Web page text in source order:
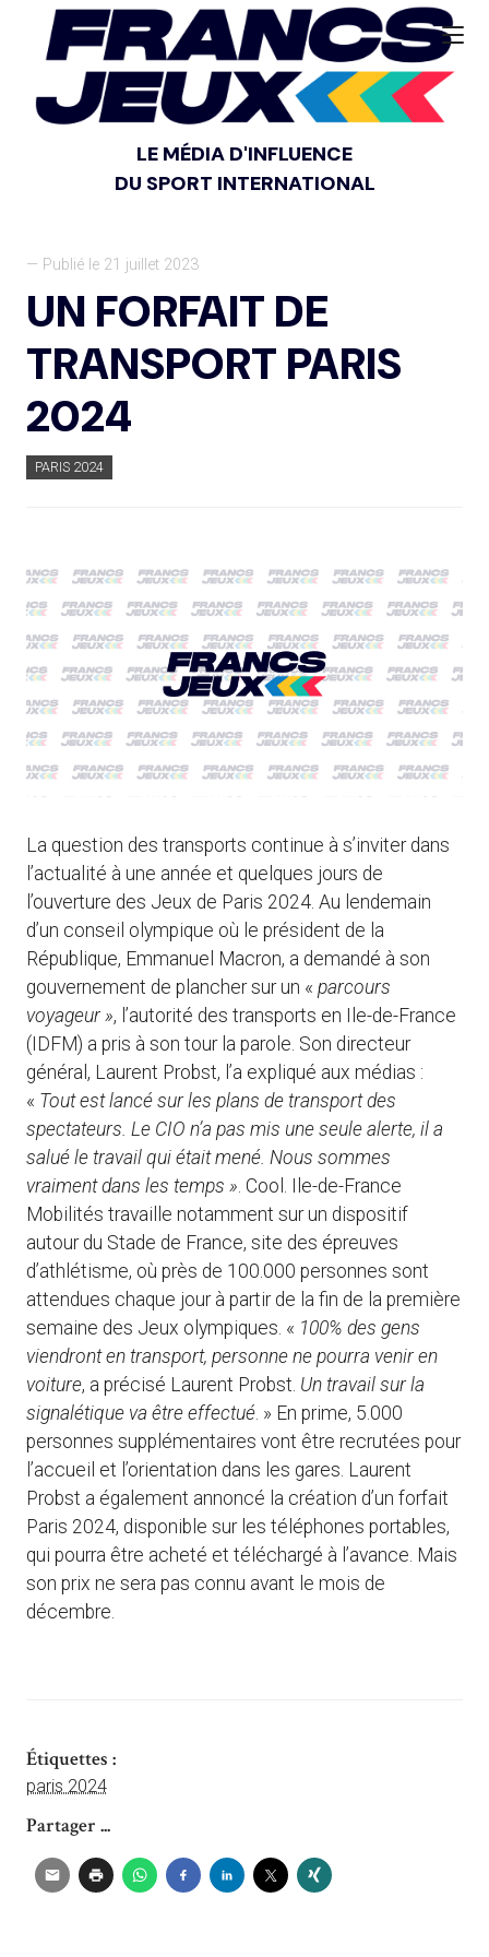
LE MÉDIA D'INFLUENCE
DU SPORT INTERNATIONAL
— Publié le 21 juillet 2023
UN FORFAIT DE
TRANSPORT PARIS
2024
PARIS 2024
La question des transports continue à s’inviter dans
l’actualité à une année et quelques jours de
l’ouverture des Jeux de Paris 2024. Au lendemain
d’un conseil olympique où le président de la
République, Emmanuel Macron, a demandé à son
gouvernement de plancher sur un « parcours
voyageur », l’autorité des transports en Ile-de-France
(IDFM) a pris à son tour la parole. Son directeur
général, Laurent Probst, l’a expliqué aux médias :
« Tout est lancé sur les plans de transport des
spectateurs. Le CIO n’a pas mis une seule alerte, il a
salué le travail qui était mené. Nous sommes
vraiment dans les temps ». Cool. Ile-de-France
Mobilités travaille notamment sur un dispositif
autour du Stade de France, site des épreuves
d’athlétisme, où près de 100.000 personnes sont
attendues chaque jour à partir de la fin de la première
semaine des Jeux olympiques. « 100% des gens
viendront en transport, personne ne pourra venir en
voiture, a précisé Laurent Probst. Un travail sur la
signalétique va être effectué. » En prime, 5.000
personnes supplémentaires vont être recrutées pour
l’accueil et l’orientation dans les gares. Laurent
Probst a également annoncé la création d’un forfait
Paris 2024, disponible sur les téléphones portables,
qui pourra être acheté et téléchargé à l’avance. Mais
son prix ne sera pas connu avant le mois de
décembre.
Étiquettes :
paris 2024
Partager ...